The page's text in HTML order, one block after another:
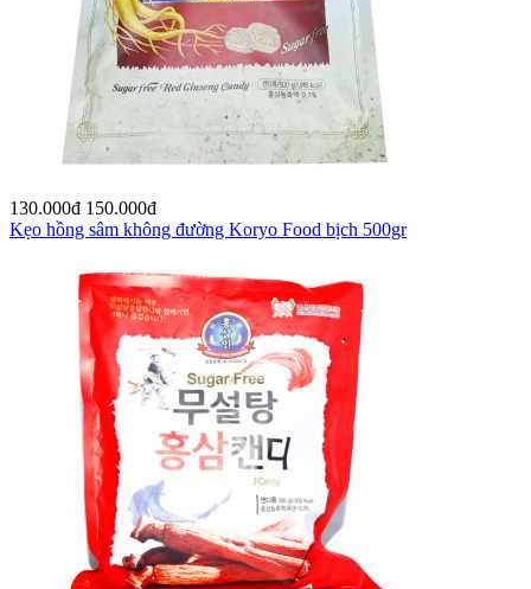
130.000đ 150.000đ
Kẹo hồng sâm không đường Koryo Food bịch 500gr